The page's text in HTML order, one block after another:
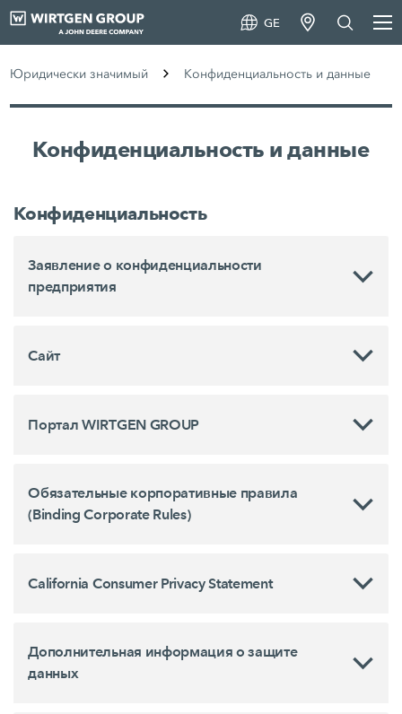
GE
Юридически значимый Конфиденциальность и данные
Конфиденциальность и данные
Конфиденциальность
Заявление о конфиденциальности
предприятия
Сайт
Портал WIRTGEN GROUP
Обязательные корпоративные правила
(Binding Corporate Rules)
California Consumer Privacy Statement
Дополнительная информация о защите
данных